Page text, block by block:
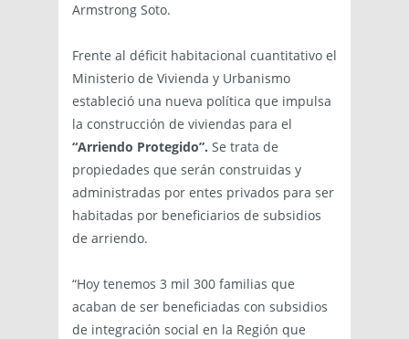
Armstrong Soto.
Frente al déficit habitacional cuantitativo el
Ministerio de Vivienda y Urbanismo
estableció una nueva política que impulsa
la construcción de viviendas para el
“Arriendo Protegido”. Se trata de
propiedades que serán construidas y
administradas por entes privados para ser
habitadas por beneficiarios de subsidios
de arriendo.
“Hoy tenemos 3 mil 300 familias que
acaban de ser beneficiadas con subsidios
de integración social en la Región que